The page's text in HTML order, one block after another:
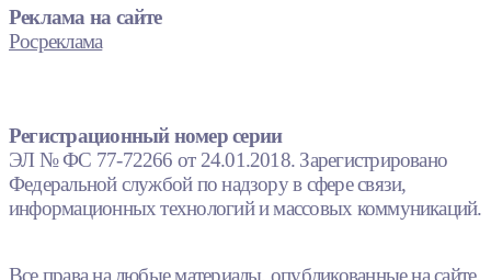
Реклама на сайте
Росреклама
Регистрационный номер серии
ЭЛ № ФС 77-72266 от 24.01.2018. Зарегистрировано
Федеральной службой по надзору в сфере связи,
информационных технологий и массовых коммуникаций.
Все права на любые материалы, опубликованные на сайте,